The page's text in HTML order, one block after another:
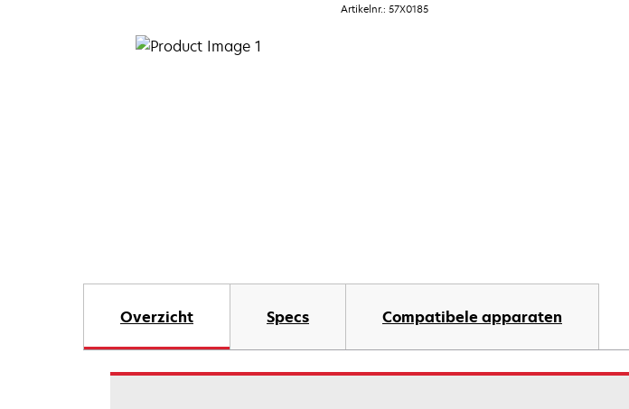
Artikelnr.: 57X0185
Overzicht Specs Compatibele apparaten